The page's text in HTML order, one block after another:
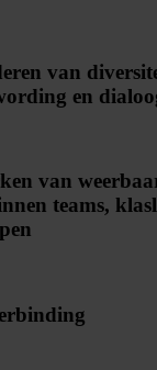
van
en
van
teams,